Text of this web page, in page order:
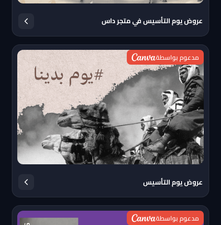
عروض يوم التأسيس في متجر داس
مدعوم بواسطة
عروض يوم التأسيس
مدعوم بواسطة